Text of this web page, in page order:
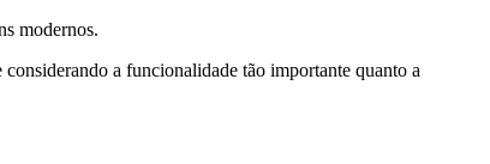
modernos.
a funcionalidade tão importante quanto a